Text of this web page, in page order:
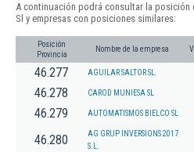
A continuación podrá consultar la posición
Sl y empresas con posiciones similares:
Posición
Provincia
Nombre de la empresa
46.277 AGUILAR SALTOR SL.
46.278 CAROD MUNIESA SL
46.279 AUTOMATISMOS BIELCO SL
46.280
AG GRUP INVERSIONS 2017
S.L.